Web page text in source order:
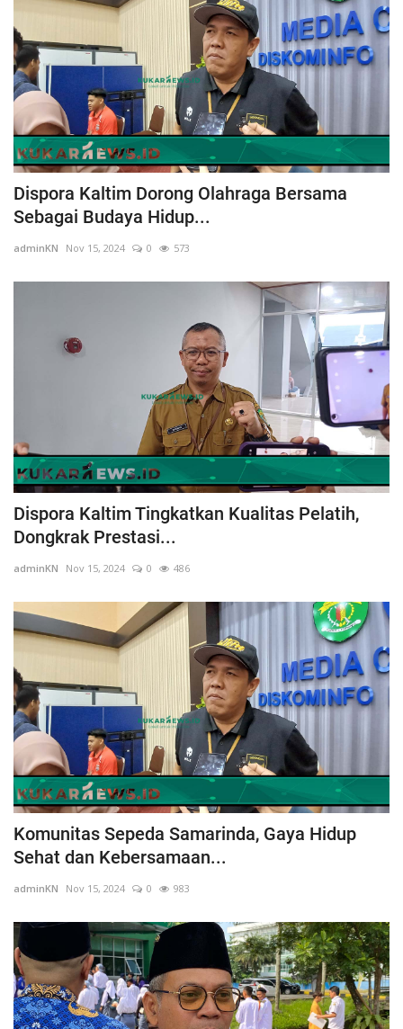
Dispora Kaltim Dorong Olahraga Bersama
Sebagai Budaya Hidup...
adminKN Nov 15, 2024 0 573
Dispora Kaltim Tingkatkan Kualitas Pelatih,
Dongkrak Prestasi...
adminKN Nov 15, 2024 0 486
Komunitas Sepeda Samarinda, Gaya Hidup
Sehat dan Kebersamaan...
adminKN Nov 15, 2024 0 983